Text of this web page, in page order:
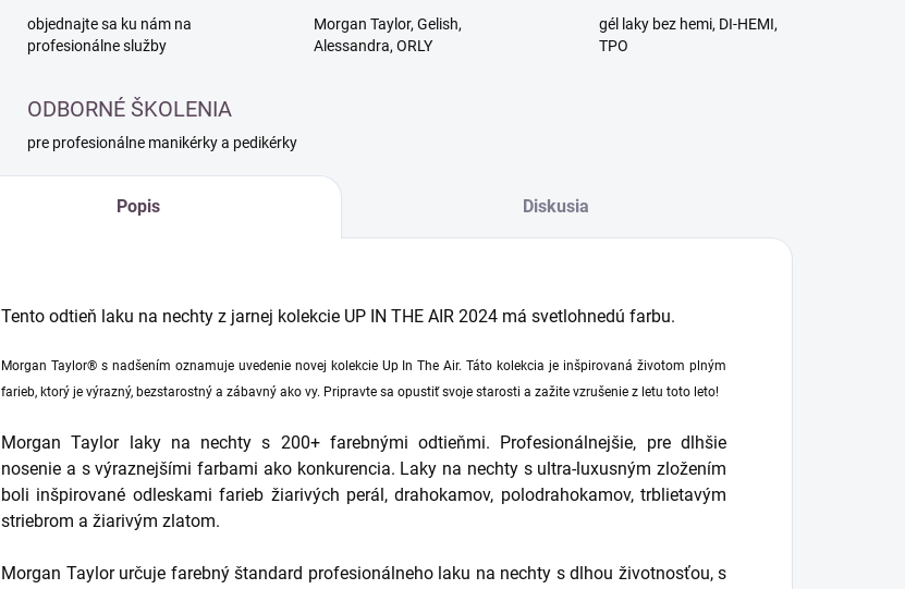
objednajte sa ku nám na
profesionálne služby
Morgan Taylor, Gelish,
Alessandra, ORLY
gél laky bez hemi, DI-HEMI,
TPO
ODBORNÉ ŠKOLENIA
pre profesionálne manikérky a pedikérky
Popis Diskusia
Tento odtieň laku na nechty z jarnej kolekcie UP IN THE AIR 2024 má svetlohnedú farbu.
Morgan Taylor® s nadšením oznamuje uvedenie novej kolekcie Up In The Air. Táto kolekcia je inšpirovaná životom plným
farieb, ktorý je výrazný, bezstarostný a zábavný ako vy. Pripravte sa opustiť svoje starosti a zažite vzrušenie z letu toto leto!
Morgan Taylor laky na nechty s 200+ farebnými odtieňmi. Profesionálnejšie, pre dlhšie
nosenie a s výraznejšími farbami ako konkurencia. Laky na nechty s ultra-luxusným zložením
boli inšpirované odleskami farieb žiarivých perál, drahokamov, polodrahokamov, trblietavým
striebrom a žiarivým zlatom.
Morgan Taylor určuje farebný štandard profesionálneho laku na nechty s dlhou životnosťou, s